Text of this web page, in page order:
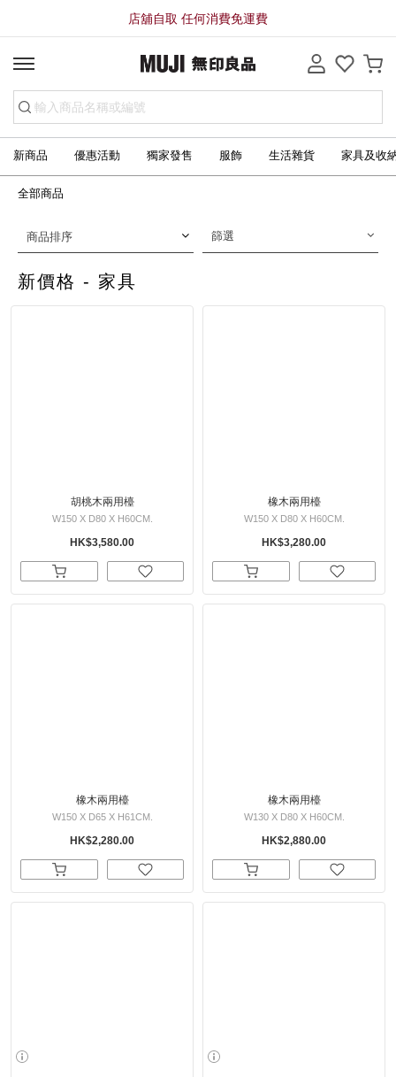
店舖自取 任何消費免運費
新商品 優惠活動 獨家發售 服飾 生活雜貨 家具及收
全部商品
新價格 - 家具
商品排序 篩選
胡桃木兩用檯
W150 X D80 X H60CM.
HK$3,580.00
橡木兩用檯
W150 X D80 X H60CM.
HK$3,280.00
橡木兩用檯
W150 X D65 X H61CM.
HK$2,280.00
橡木兩用檯
W130 X D80 X H60CM.
HK$2,880.00